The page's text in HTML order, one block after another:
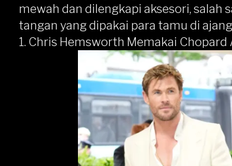
mewah dan dilengkapi aksesori, salah
tangan yang dipakai para tamu di
1. Chris Hemsworth Memakai Chopard